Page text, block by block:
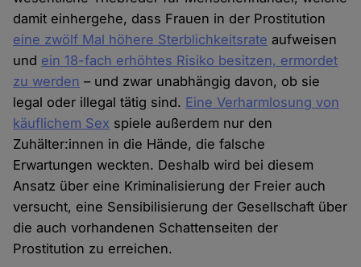
damit einhergehe, dass Frauen in der Prostitution
eine zwölf Mal höhere Sterblichkeitsrate aufweisen
und ein 18-fach erhöhtes Risiko besitzen, ermordet
zu werden – und zwar unabhängig davon, ob sie
legal oder illegal tätig sind. Eine Verharmlosung von
käuflichem Sex spiele außerdem nur den
Zuhälter:innen in die Hände, die falsche
Erwartungen weckten. Deshalb wird bei diesem
Ansatz über eine Kriminalisierung der Freier auch
versucht, eine Sensibilisierung der Gesellschaft über
die auch vorhandenen Schattenseiten der
Prostitution zu erreichen.